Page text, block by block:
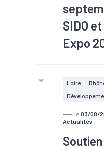
Bjorg et
SIDO
Expo
de 8 000
2024, SIDO
Cyber
Loire
le 03/08/
Actualités